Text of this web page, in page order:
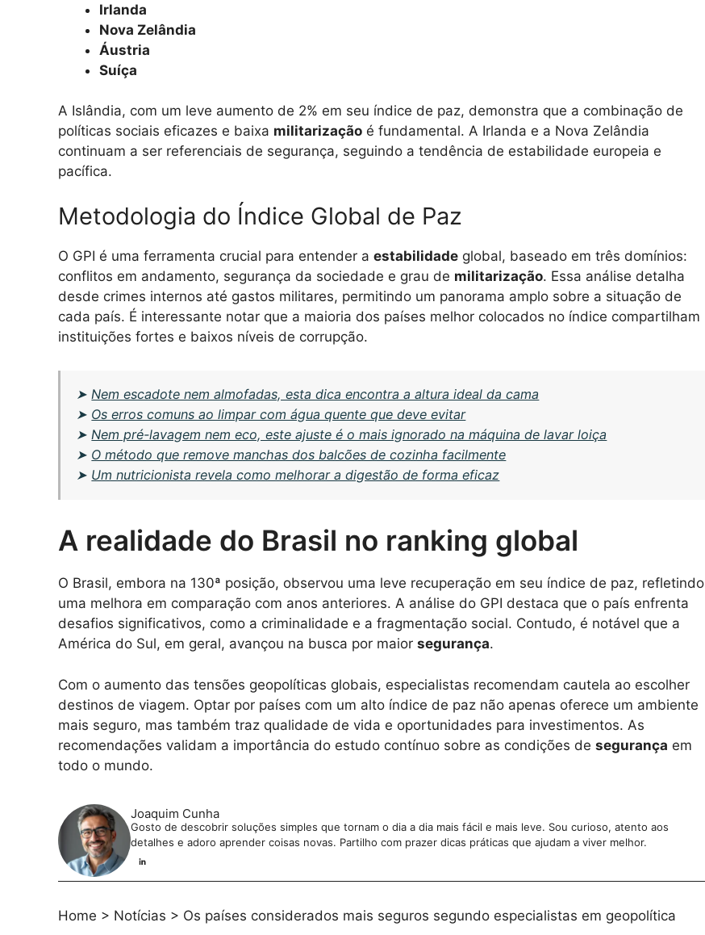
Irlanda
Nova Zelândia
Áustria
Suíça
A Islândia, com um leve aumento de 2% em seu índice de paz, demonstra que a combinação de
políticas sociais eficazes e baixa militarização é fundamental. A Irlanda e a Nova Zelândia
continuam a ser referenciais de segurança, seguindo a tendência de estabilidade europeia e
pacífica.
Metodologia do Índice Global de Paz
O GPI é uma ferramenta crucial para entender a estabilidade global, baseado em três domínios:
conflitos em andamento, segurança da sociedade e grau de militarização. Essa análise detalha
desde crimes internos até gastos militares, permitindo um panorama amplo sobre a situação de
cada país. É interessante notar que a maioria dos países melhor colocados no índice compartilham
instituições fortes e baixos níveis de corrupção.
➤Nem escadote nem almofadas, esta dica encontra a altura ideal da cama
➤ Os erros comuns ao limpar com água quente que deve evitar
➤Nem pré-lavagem nem eco, este ajuste é o mais ignorado na máquina de lavar loiça
➤ O método que remove manchas dos balcões de cozinha facilmente
➤ Um nutricionista revela como melhorar a digestão de forma eficaz
A realidade do Brasil no ranking global
O Brasil, embora na 130ª posição, observou uma leve recuperação em seu índice de paz, refletindo
uma melhora em comparação com anos anteriores. A análise do GPI destaca que o país enfrenta
desafios significativos, como a criminalidade e a fragmentação social. Contudo, é notável que a
América do Sul, em geral, avançou na busca por maior segurança.
Com o aumento das tensões geopolíticas globais, especialistas recomendam cautela ao escolher
destinos de viagem. Optar por países com um alto índice de paz não apenas oferece um ambiente
mais seguro, mas também traz qualidade de vida e oportunidades para investimentos. As
recomendações validam a importância do estudo contínuo sobre as condições de segurança em
todo o mundo.
Joaquim Cunha
Gosto de descobrir soluções simples que tornam o dia a dia mais fácil e mais leve. Sou curioso, atento aos
detalhes e adoro aprender coisas novas. Partilho com prazer dicas práticas que ajudam a viver melhor.
Home > Notícias > Os países considerados mais seguros segundo especialistas em geopolítica